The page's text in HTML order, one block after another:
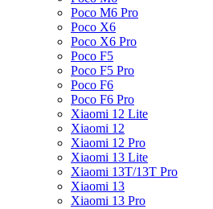
Poco M6 Pro
Poco X6
Poco X6 Pro
Poco F5
Poco F5 Pro
Poco F6
Poco F6 Pro
Xiaomi 12 Lite
Xiaomi 12
Xiaomi 12 Pro
Xiaomi 13 Lite
Xiaomi 13T/13T Pro
Xiaomi 13
Xiaomi 13 Pro